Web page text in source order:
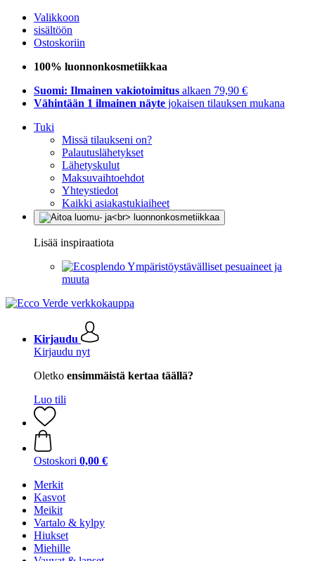
Valikkoon
sisältöön
Ostoskoriin
100% luonnonkosmetiikkaa
Suomi: Ilmainen vakiotoimitus alkaen 79,90 €
Vähintään 1 ilmainen näyte jokaisen tilauksen mukana
Tuki
Missä tilaukseni on?
Palautuslähetykset
Lähetyskulut
Maksuvaihtoehdot
Yhteystiedot
Kaikki asiakastukiaiheet
Lisää inspiraatiota
Ympäristöystävälliset pesuaineet ja
muuta
Kirjaudu
Kirjaudu nyt
Oletko ensimmäistä kertaa täällä?
Luo tili
Ostoskori 0,00 €
Merkit
Kasvot
Meikit
Vartalo & kylpy
Hiukset
Miehille